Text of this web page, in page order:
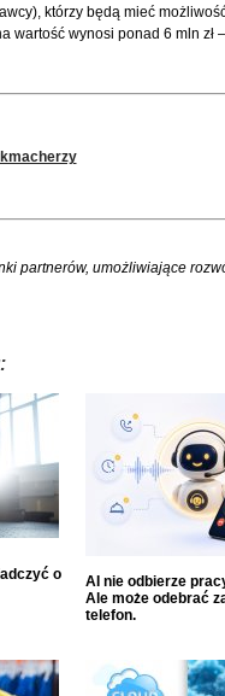
którzy będą mieć
wartość wynosi ponad 6 mln
partnerów, umożliwiające
o
AI nie odbierze
Ale może odebrać
telefon.